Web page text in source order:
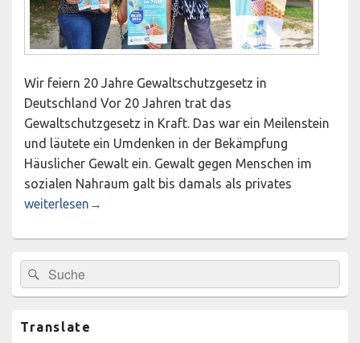
Wir feiern 20 Jahre Gewaltschutzgesetz in
Deutschland Vor 20 Jahren trat das
Gewaltschutzgesetz in Kraft. Das war ein Meilenstein
und läutete ein Umdenken in der Bekämpfung
Häuslicher Gewalt ein. Gewalt gegen Menschen im
sozialen Nahraum galt bis damals als privates
Picknick im Park am Freitag, 09.09.2022, 15.00–17.00 Uhr
weiterlesen →
Primärer
Seitenleisten-
Widgetbereich
Suchen
nach:
Suchen
Translate